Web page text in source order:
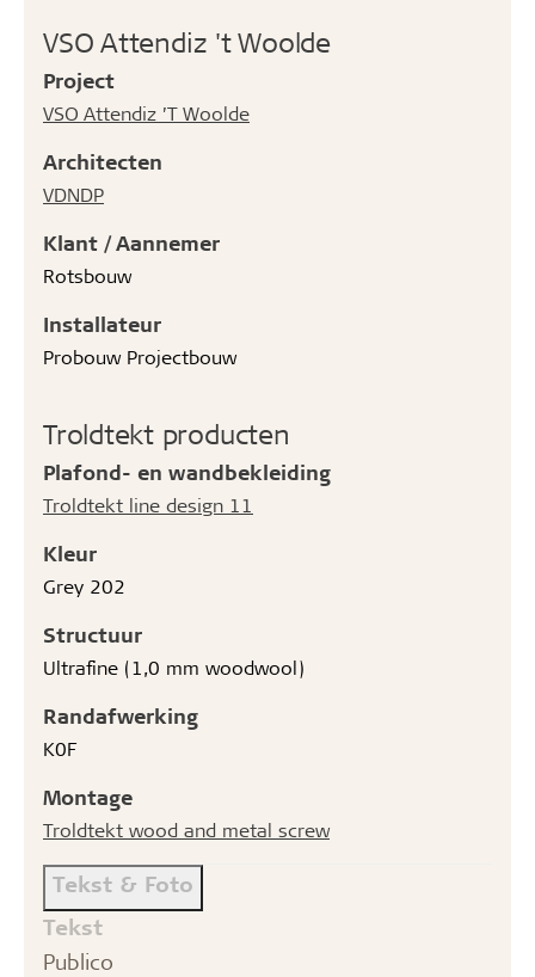
VSO Attendiz 't Woolde
Project
VSO Attendiz ’T Woolde
Architecten
VDNDP
Klant / Aannemer
Rotsbouw
Installateur
Probouw Projectbouw
Troldtekt producten
Plafond- en wandbekleiding
Troldtekt line design 11
Kleur
Grey 202
Structuur
Ultrafine (1,0 mm woodwool)
Randafwerking
K0F
Montage
Troldtekt wood and metal screw
Tekst & Foto
Tekst
Publico